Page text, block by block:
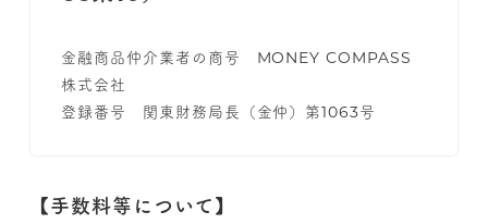
金融商品仲介業者の商号 MONEY COMPASS
株式会社
登録番号 関東財務局長（金仲）第1063号
【手数料等について】